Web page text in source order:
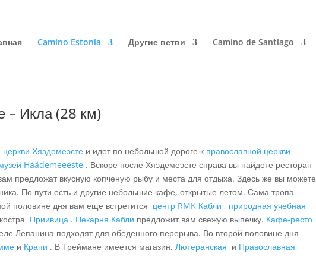
Camino Estonia Другие ветви Camino de Santiago
– Икла (28 км)
Хяэдемеэсте и идет по небольшой дороге к православной церкви
Häädemeeeste . Вскоре после Хяэдемеэсте справа вы найдете ресторан
предложат вкусную копченую рыбу и места для отдыха. Здесь же вы можете
По пути есть и другие небольшие кафе, открытые летом. Сама тропа
половине дня вам еще встретится центр RMK Кабли , природная учебная
Приивица . Пекарня Кабли предложит вам свежую выпечку. Кафе-ресто
Лепанина подходят для обеденного перерыва. Во второй половине дня
и Крапи . В Треймане имеется магазин,Лютеранская и Православная